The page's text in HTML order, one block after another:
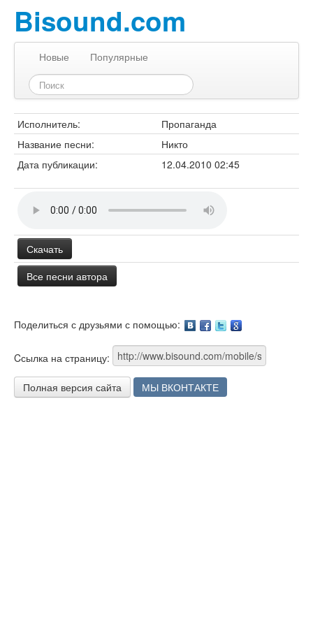
Bisound.com
Новые Популярные
Исполнитель:
Пропаганда
Название песни:
Никто
Дата публикации:
12.04.2010 02:45
Скачать
Все песни автора
Поделиться с друзьями с помощью:
Cсылка на страницу:
Полная версия сайта МЫ ВКОНТАКТЕ